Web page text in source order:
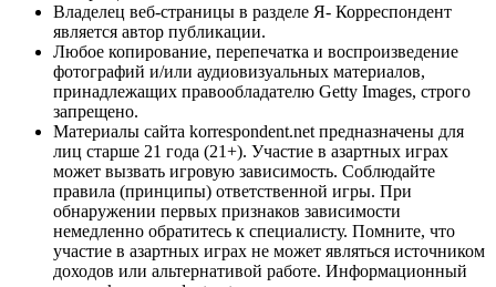
Владелец веб-страницы в разделе Я- Корреспондент
является автор публикации.
Любое копирование, перепечатка и воспроизведение
фотографий и/или аудиовизуальных материалов,
принадлежащих правообладателю Getty Images, строго
запрещено.
Материалы сайта korrespondent.net предназначены для
лиц старше 21 года (21+). Участие в азартных играх
может вызвать игровую зависимость. Соблюдайте
правила (принципы) ответственной игры. При
обнаружении первых признаков зависимости
немедленно обратитесь к специалисту. Помните, что
участие в азартных играх не может являться источником
доходов или альтернативой работе. Информационный